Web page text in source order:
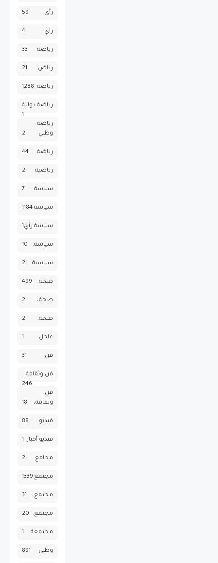
رأي 59
راي 4
رباضة 33
رياض 21
رياضة 1288
رياضة دولية
1
رياضة
وطني
2
رياضة. 44
رياضية 2
سباسة 7
سياسة 1184
سياسة رأي1
سياسة. 10
سياسية 2
صحة 499
صحة، 2
صحة. 2
عاجل 1
فن 31
فن وثقافة
246
فن
وثقافة،
18
فيديو 88
فيديو أخبار 1
مجامع 2
مجتمع 1339
مجتمع، 31
مجتمع. 20
مجتمعة 1
وطني 891